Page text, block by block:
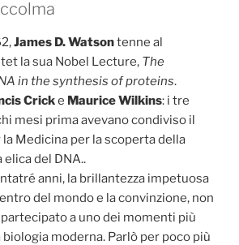
James D. Watsontenne al
la sua Nobel Lecture, The
in the synthesis of proteins.
Cricke Maurice Wilkins: i tre
mesi prima avevano condiviso il
Medicina per la scoperta della
del DNA..
anni, la brillantezza impetuosa
del mondo e la convinzione, non
a uno dei momenti più
moderna. Parlò per poco più